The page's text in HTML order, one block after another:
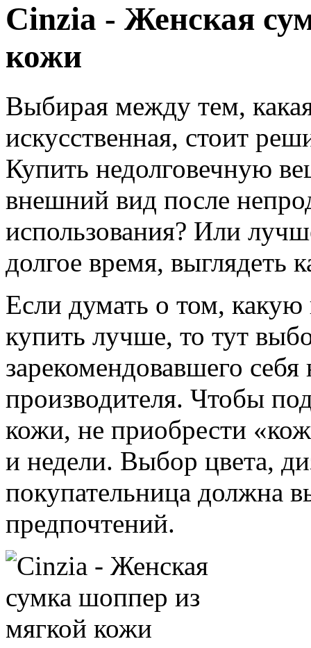
Cinzia - Женская
кожи
Выбирая между тем,
искусственная, стоит
Купить недолговечную
внешний вид после
использования? Или
долгое время, выглядеть
Если думать о том,
купить лучше, то тут
зарекомендовавшего
производителя. Чтобы
кожи, не приобрести
и недели. Выбор цвета,
покупательница должна
предпочтений.